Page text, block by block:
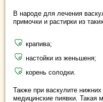
В народе для лечения
примочки и растирки из
крапива;
настойки из женьшеня;
корень солодки.
Также при васкулите
медицинские пиявки. Такая